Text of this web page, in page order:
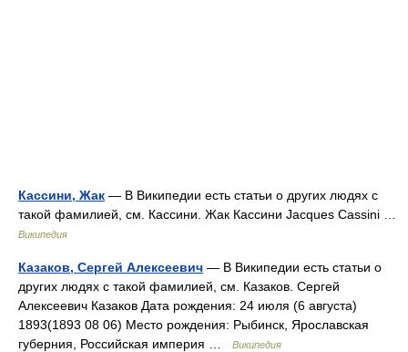
Кассини, Жак — В Википедии есть статьи о других людях с
такой фамилией, см. Кассини. Жак Кассини Jacques Cassini …
Википедия
Казаков, Сергей Алексеевич — В Википедии есть статьи о
других людях с такой фамилией, см. Казаков. Сергей
Алексеевич Казаков Дата рождения: 24 июля (6 августа)
1893(1893 08 06) Место рождения: Рыбинск, Ярославская
губерния, Российская империя …
Википедия